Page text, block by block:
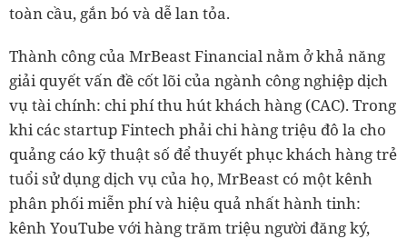
toàn cầu, gắn bó và dễ lan tỏa.
Thành công của MrBeast Financial nằm ở khả năng
giải quyết vấn đề cốt lõi của ngành công nghiệp dịch
vụ tài chính: chi phí thu hút khách hàng (CAC). Trong
khi các startup Fintech phải chi hàng triệu đô la cho
quảng cáo kỹ thuật số để thuyết phục khách hàng trẻ
tuổi sử dụng dịch vụ của họ, MrBeast có một kênh
phân phối miễn phí và hiệu quả nhất hành tinh:
kênh YouTube với hàng trăm triệu người đăng ký,